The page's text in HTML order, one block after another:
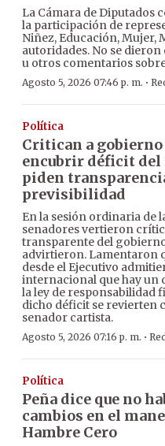
La Cámara de Diputados
la participación de
Niñez, Educación, Mujer,
autoridades. No se
u otros comentarios
Agosto 5, 2026 07:46 p. m. ·
Política
Critican a
encubrir déficit del
piden
previsibilidad
En la sesión ordinaria de
senadores vertieron
transparente del
advirtieron. Lamentaron
desde el Ejecutivo
internacional que hay un
la ley de responsabilidad
dicho déficit se revierten
senador cartista.
Agosto 5, 2026 07:16 p. m. ·
Política
Peña dice que no
cambios en el
Hambre Cero